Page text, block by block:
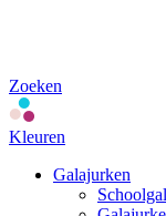
Zoeken
Kleuren
Galajurken